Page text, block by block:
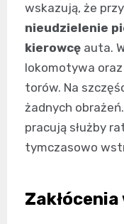
wskazują, że
nieudzielenie
kierowcę auta.
lokomotywa
torów. Na
żadnych
pracują służby
tymczasowo